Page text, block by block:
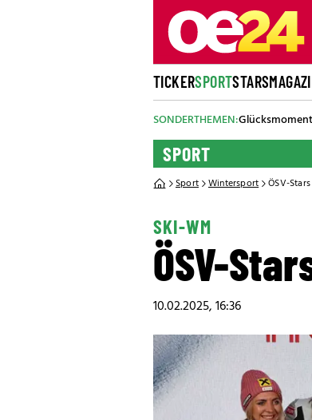
TICKERSPORTSTARS
SONDERTHEMEN:
SPORT
Sport Wintersport ÖSV-
SKI-WM
ÖSV-
10.02.2025, 16:36